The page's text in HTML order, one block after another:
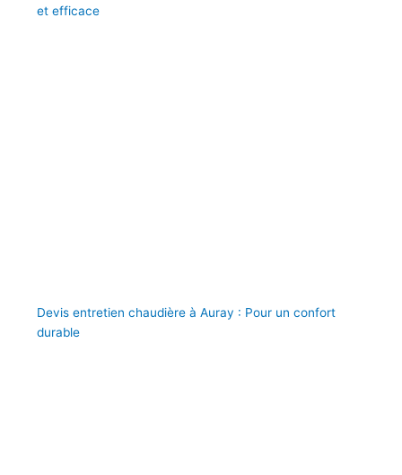
et efficace
Devis entretien chaudière à Auray : Pour un confort
durable